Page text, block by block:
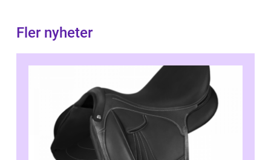
Fler nyheter